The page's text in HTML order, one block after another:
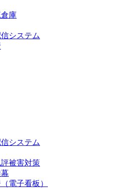
庫
システム
システム
被害対策
電子看板）